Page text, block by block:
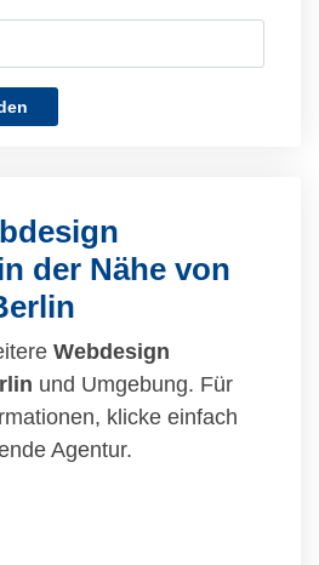
der Nähe von
Webdesign
und Umgebung. Für
klicke einfach
Agentur.